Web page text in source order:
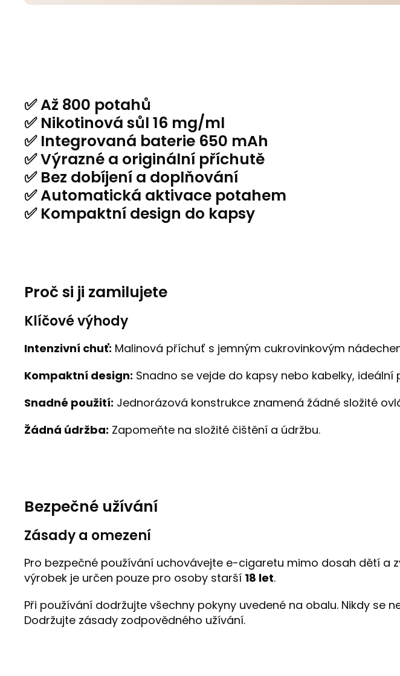
✅ Až 800 potahů
✅ Nikotinová sůl 16 mg/ml
✅ Integrovaná baterie 650 mAh
✅ Výrazné a originální příchutě
✅ Bez dobíjení a doplňování
✅ Automatická aktivace potahem
✅ Kompaktní design do kapsy
Proč si ji zamilujete
Klíčové výhody
Intenzivní chuť: Malinová příchuť s jemným cukrovinkovým
Kompaktní design: Snadno se vejde do kapsy nebo kabelky, ideální
Snadné použití: Jednorázová konstrukce znamená žádné složité
Žádná údržba: Zapomeňte na složité čištění a údržbu.
Bezpečné užívání
Zásady a omezení
Pro bezpečné používání uchovávejte e-cigaretu mimo dosah dětí a
výrobek je určen pouze pro osoby starší 18 let.
Při používání dodržujte všechny pokyny uvedené na obalu. Nikdy
Dodržujte zásady zodpovědného užívání.